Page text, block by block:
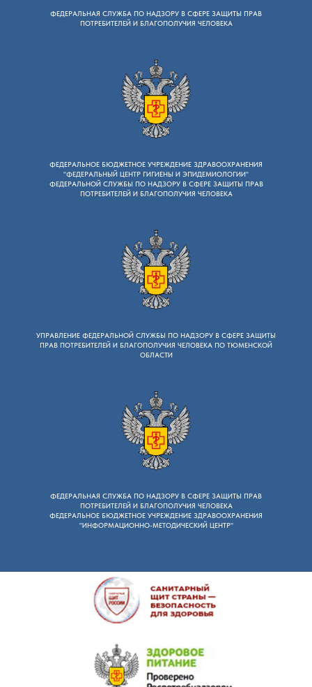
ФЕДЕРАЛЬНАЯ СЛУЖБА ПО НАДЗОРУ B СФЕРЕ ЗАЩИТЫ ПРАВ
ПОТРЕБИТЕЛЕЙ И БЛАГОПОЛУЧИЯ ЧЕЛОВЕКА
ФЕДЕРАЛЬНОЕ БЮДЖЕТНОЕ УЧРЕЖДЕНИЕ ЗДРАВООХРАНЕНИЯ
"ФЕДЕРАЛЬНЫЙ ЦЕНТР ГИГИЕНЫ И ЭПИДЕМИОЛОГИИ"
ФЕДЕРАЛЬНОЙ СЛУЖБЫ ПО НАДЗОРУ В СФЕРЕ ЗАЩИТЫ ПРАВ
ПОТРЕБИТЕЛЕЙ И БЛАГОПОЛУЧИЯ ЧЕЛОВЕКА
УПРАВЛЕНИЕ ФЕДЕРАЛЬНОЙ СЛУЖБЫ ПО НАДЗОРУ B СФЕРЕ ЗАЩИТЫ
ПРАВ ПОТРЕБИТЕЛЕЙ И БЛАГОПОЛУЧИЯ ЧЕЛОВЕКА ПО ТЮМЕНСКОЙ
ОБЛАСТИ
ФЕДЕРАЛЬНАЯ СЛУЖБА ПО НАДЗОРУ B СФЕРЕ ЗАЩИТЫ ПРАВ
ПОТРЕБИТЕЛЕЙ И БЛАГОПОЛУЧИЯ ЧЕЛОВЕКА
ФЕДЕРАЛЬНОЕ БЮДЖЕТНОЕ УЧРЕЖДЕНИЕ ЗДРАВООХРАНЕНИЯ
"ИНФОРМАЦИОННО-МЕТОДИЧЕСКИЙ ЦЕНТР"